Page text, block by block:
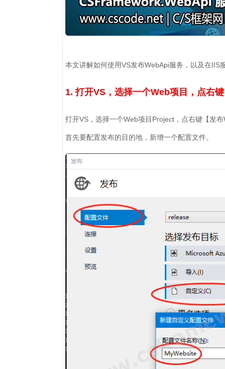
本文讲解如何使用VS发布WebApi服务，以及在IIS
1. 打开VS，选择一个Web项目，点右
打开VS，选择一个Web项目Project，点右键【发
首先要配置发布的目的地，新增一个配置文件。